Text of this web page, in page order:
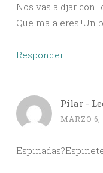
Nos vas a djar con
Que mala eres!!Un
Responder
Pilar -
MARZO